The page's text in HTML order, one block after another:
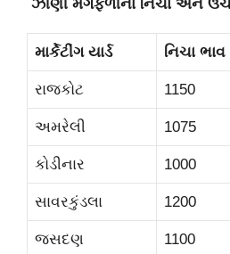
ઝીણી મગફળીના નિચા અને
માર્કેટીંગ યાર્ડ નિચા ભાવ
રાજકોટ 1150
અમરેલી 1075
કોડીનાર 1000
સાવરકુંડલા 1200
જસદણ 1100